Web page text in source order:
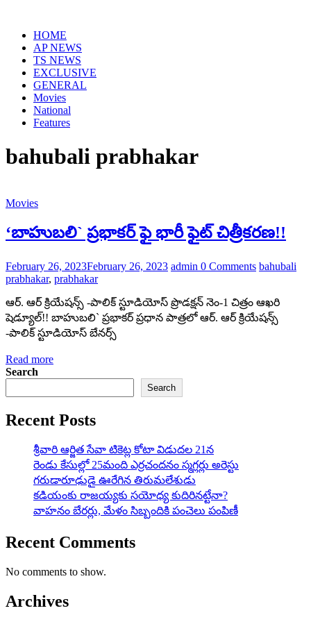
contentHOME
AP NEWS
TS NEWS
EXCLUSIVE
GENERAL
Movies
National
Features
bahubali prabhakar
Movies
‘బాహుబ‌లి` ప్ర‌భాక‌ర్ ఫై భారీ ఫైట్ చిత్రీక‌ర‌ణ‌!!
February 26, 2023February 26, 2023 admin 0 Comments bahubali
prabhakar, prabhakar
ఆర్. ఆర్ క్రియేష‌న్స్ -పాలిక్ స్టూడియోస్ ప్రొడ‌క్ష‌న్ నెం-1 చిత్రం ఆఖ‌రి
షెడ్యూల్‌!! బాహుబ‌లి` ప్ర‌భాక‌ర్ ప్ర‌ధాన పాత్ర‌లో ఆర్. ఆర్ క్రియేష‌న్స్
-పాలిక్ స్టూడియోస్ బేన‌ర్స్
Read more
Search
Search
Recent Posts
శ్రీవారి ఆర్జిత సేవా టికెట్ల కోటా విడుదల 21న
రెండు కేసుల్లో 25మంది ఎర్రచందనం స్మగ్లర్లు అరెస్టు
గరుడారూఢుడై ఊరేగిన తిరుమలేశుడు
కడియంకు రాజయ్యకు సయోధ్య కుదిరినట్టేనా?
వాహ‌నం బేర‌ర్లు, మేళం సిబ్బందికి పంచెలు పంపిణీ
Recent Comments
No comments to show.
Archives